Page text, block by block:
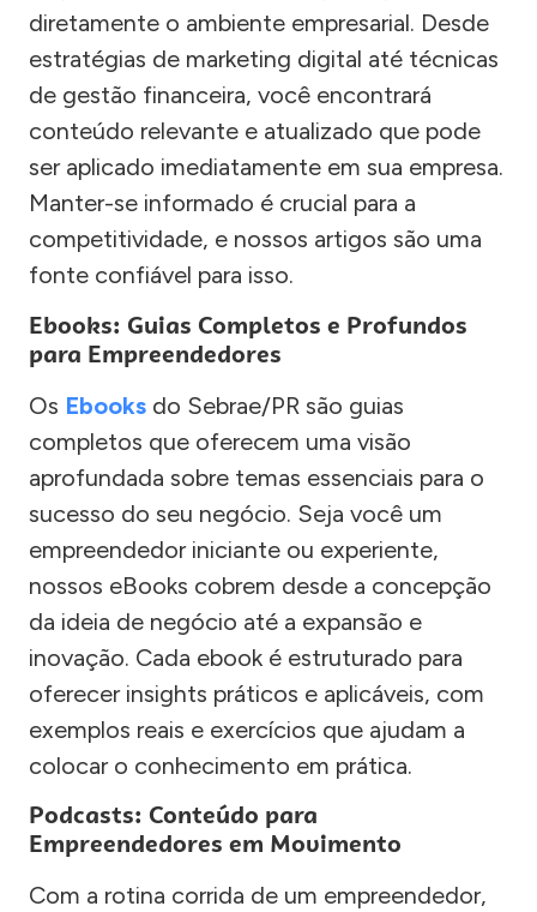
diretamente o ambiente empresarial. Desde
estratégias de marketing digital até técnicas
de gestão financeira, você encontrará
conteúdo relevante e atualizado que pode
ser aplicado imediatamente em sua empresa.
Manter-se informado é crucial para a
competitividade, e nossos artigos são uma
fonte confiável para isso.
Ebooks: Guias Completos e Profundos
para Empreendedores
Os Ebooks do Sebrae/PR são guias
completos que oferecem uma visão
aprofundada sobre temas essenciais para o
sucesso do seu negócio. Seja você um
empreendedor iniciante ou experiente,
nossos eBooks cobrem desde a concepção
da ideia de negócio até a expansão e
inovação. Cada ebook é estruturado para
oferecer insights práticos e aplicáveis, com
exemplos reais e exercícios que ajudam a
colocar o conhecimento em prática.
Podcasts: Conteúdo para
Empreendedores em Movimento
Com a rotina corrida de um empreendedor,